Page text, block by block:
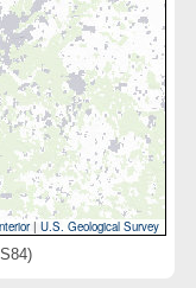
|U.S. Geological Survey